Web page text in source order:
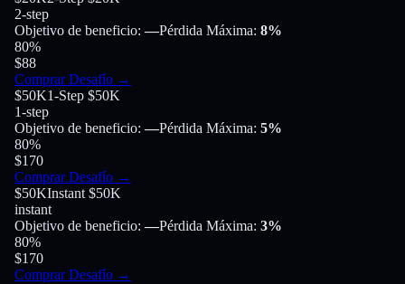
2-step
Objetivo de beneficio:—Pérdida Máxima: 8%
80%
$88
Comprar Desafío →
$50K1-Step $50K
1-step
Objetivo de beneficio:—Pérdida Máxima: 5%
80%
$170
Comprar Desafío →
$50KInstant $50K
instant
Objetivo de beneficio:—Pérdida Máxima: 3%
80%
$170
Comprar Desafío →